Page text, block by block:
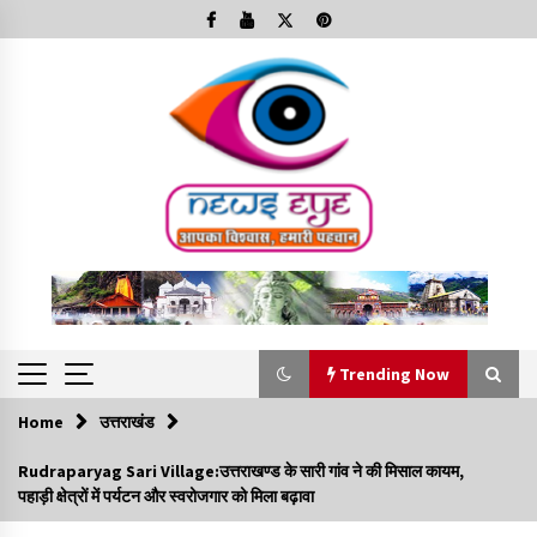
to
Trending Now
Trending Now
Minorities Rights Day : विश्व अल्पसंख्यक अधिकार दिवस
कार्यक्रम में शामिल हुए सीएम,आधुनिक मदरसों का नाम अब्दुल कलाम के नाम
Home उत्तराखंड
Rudraparyag Sari Village:उत्तराखण्ड के सारी गांव ने की मिसाल कायम,
पहाड़ी क्षेत्रों में पर्यटन और स्वरोजगार को मिला बढ़ावा